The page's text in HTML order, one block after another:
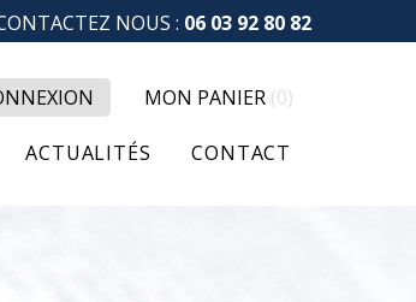
NOUS : 06 03 92 80 82
MON PANIER (0)
ACTUALITÉS CONTACT